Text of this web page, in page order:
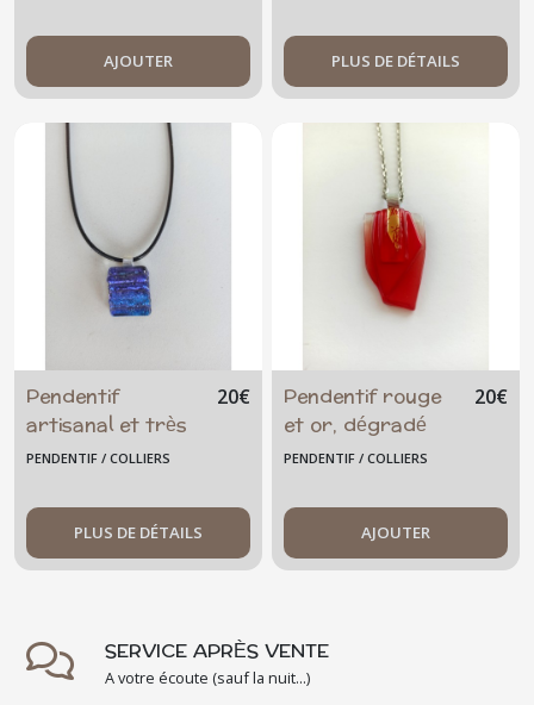
- acier inoxydable
AJOUTER
dichroïque -
brillantPLUS DE DÉTAILS
Pendentif
artisanal et très
original - bleu
transparent
20€
PENDENTIF / COLLIERS
PLUS DE DÉTAILS
Pendentif rouge
et or, dégradé
20€
PENDENTIF / COLLIERS
AJOUTER
SERVICE APRÈS VENTE
A votre écoute (sauf la nuit...)